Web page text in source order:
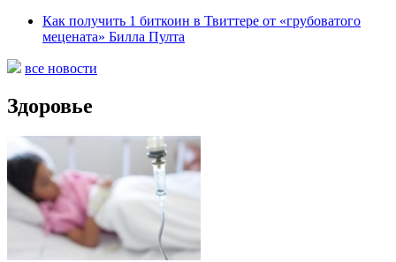
Как получить 1 биткоин в Твиттере от «грубоватого
мецената» Билла Пулта
все новости
Здоровье